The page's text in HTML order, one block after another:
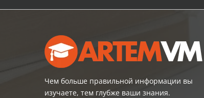
Чем больше правильной информации вы
изучаете, тем глубже ваши знания.